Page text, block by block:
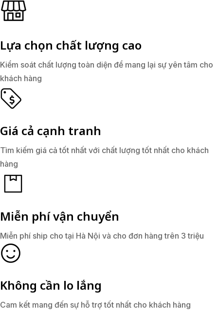
Lựa chọn chất lượng cao
Kiểm soát chất lượng toàn diện để mang lại sự yên tâm cho
khách hàng
Giá cả cạnh tranh
Tìm kiếm giá cả tốt nhất với chất lượng tốt nhất cho khách
hàng
Miễn phí vận chuyển
Miễn phí ship cho tại Hà Nội và cho đơn hàng trên 3 triệu
Không cần lo lắng
Cam kết mang đến sự hỗ trợ tốt nhất cho khách hàng